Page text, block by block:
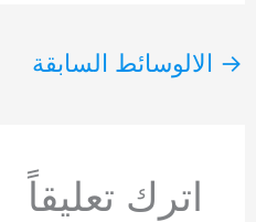
→ الالوسائط السابقة
اترك تعليقاً